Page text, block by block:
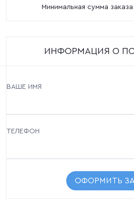
Минимальная сумма
ИНФОРМАЦИЯ О
ВАШЕ ИМЯ
ТЕЛЕФОН
ОФОРМИТЬ